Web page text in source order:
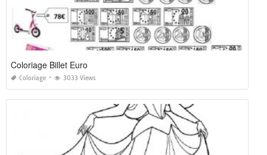
Coloriage Billet Euro
Coloriage 3033 Views